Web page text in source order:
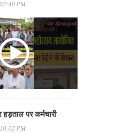
PM
पर कर्मचारी
PM